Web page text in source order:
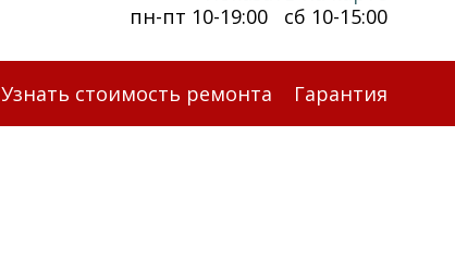
пн-пт 10-19:00 сб 10-15:00
Узнать стоимость ремонта Гарантия